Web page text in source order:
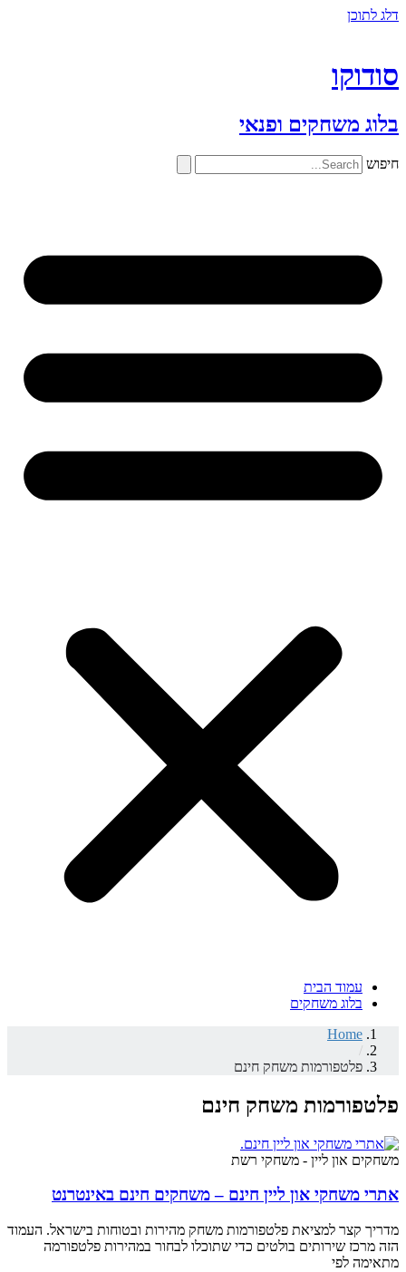
דלג לתוכן
סודוקו
בלוג משחקים ופנאי
חיפוש
עמוד הבית
בלוג משחקים
Home
/
פלטפורמות משחק חינם
פלטפורמות משחק חינם
משחקים און ליין - משחקי רשת
אתרי משחקי און ליין חינם – משחקים חינם באינטרנט
מדריך קצר למציאת פלטפורמות משחק מהירות ובטוחות בישראל. העמוד
הזה מרכז שירותים בולטים כדי שתוכלו לבחור במהירות פלטפורמה
מתאימה לפי